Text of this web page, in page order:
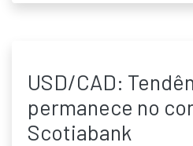
USD/CAD:
permanece no
Scotiabank